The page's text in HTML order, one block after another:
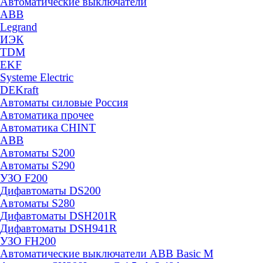
ABB
Legrand
ИЭК
TDM
EKF
Systeme Electric
DEKraft
Автоматы силовые Россия
Автоматика прочее
Автоматика CHINT
ABB
Автоматы S200
Автоматы S290
УЗО F200
Дифавтоматы DS200
Автоматы S280
Дифавтоматы DSH201R
Дифавтоматы DSH941R
УЗО FH200
Автоматические выключатели ABB Basic M